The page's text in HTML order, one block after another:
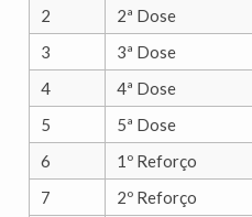
2
2ª Dose
3
3ª Dose
4
4ª Dose
5
5ª Dose
6
1º Reforço
7
2º Reforço